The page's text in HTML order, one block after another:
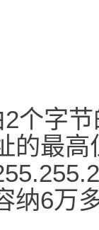
个字
的最高
纳6万